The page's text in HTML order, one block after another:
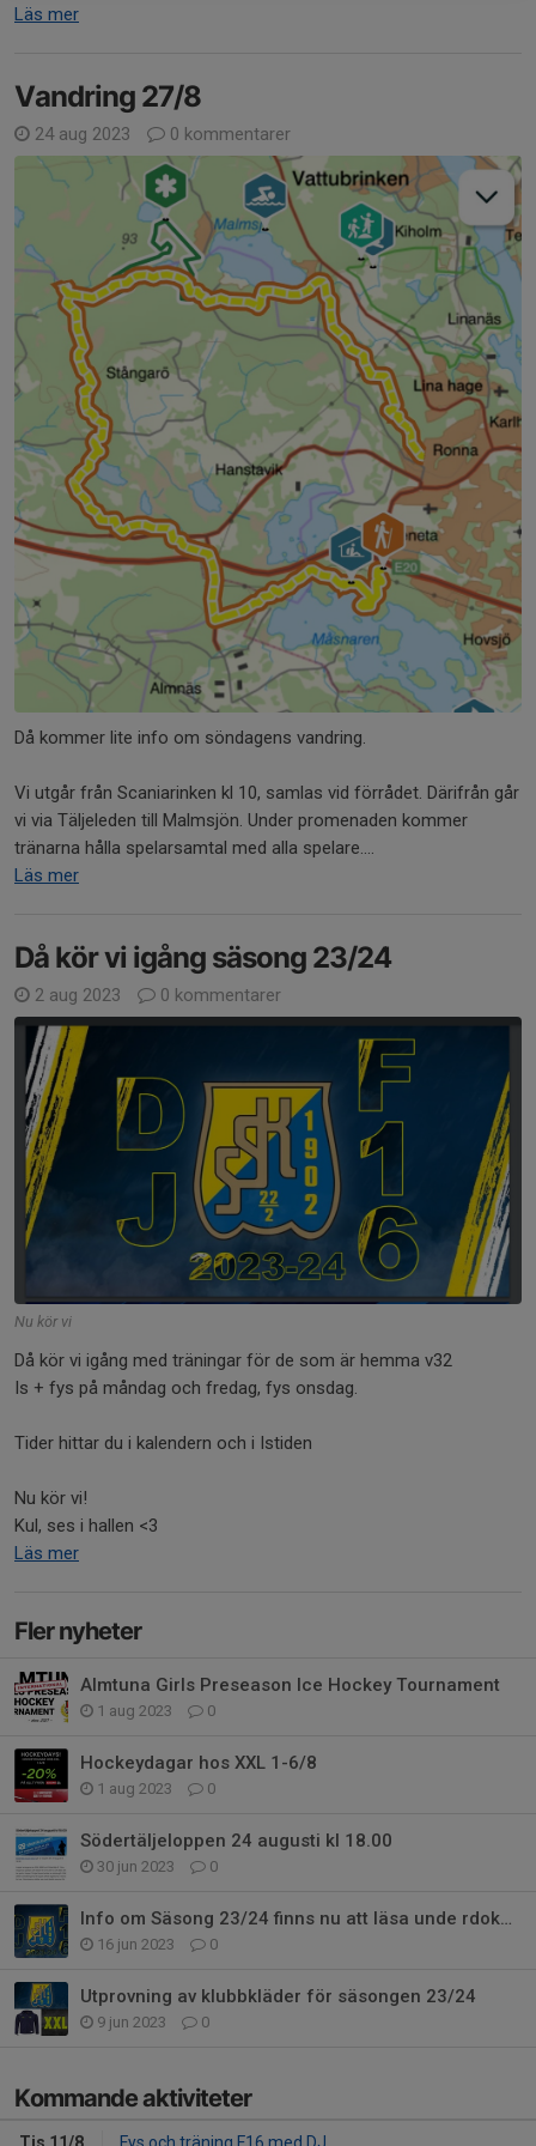
Läs mer
Vandring 27/8
24 aug 2023 0 kommentarer
Då kommer lite info om söndagens vandring.
Vi utgår från Scaniarinken kl 10, samlas vid förrådet. Därifrån går
vi via Täljeleden till Malmsjön. Under promenaden kommer
tränarna hålla spelarsamtal med alla spelare....
Läs mer
Då kör vi igång säsong 23/24
2 aug 2023 0 kommentarer
Nu kör vi
Då kör vi igång med träningar för de som är hemma v32
Is + fys på måndag och fredag, fys onsdag.
Tider hittar du i kalendern och i Istiden
Nu kör vi!
Kul, ses i hallen <3
Läs mer
Fler nyheter
Almtuna Girls Preseason Ice Hockey Tournament
1 aug 2023 0
Hockeydagar hos XXL 1-6/8
1 aug 2023 0
Södertäljeloppen 24 augusti kl 18.00
30 jun 2023 0
Info om Säsong 23/24 finns nu att läsa unde rdokument
16 jun 2023 0
Utprovning av klubbkläder för säsongen 23/24
9 jun 2023 0
Kommande aktiviteter